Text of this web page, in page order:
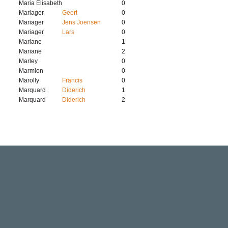
Maria Elisabeth
0
Mariager
Geert
0
Mariager
Jens Joensen
0
Mariager
Lars
0
Mariane
1
Mariane
2
Marley
0
Marmion
0
Marolly
Francis
0
Marquard
Diderich
1
Marquard
Diderich 2